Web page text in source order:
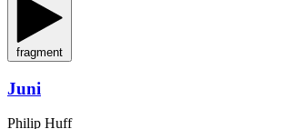
fragment
Juni
Philip Huff